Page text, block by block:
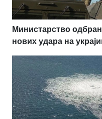
Министарство
нових удара на